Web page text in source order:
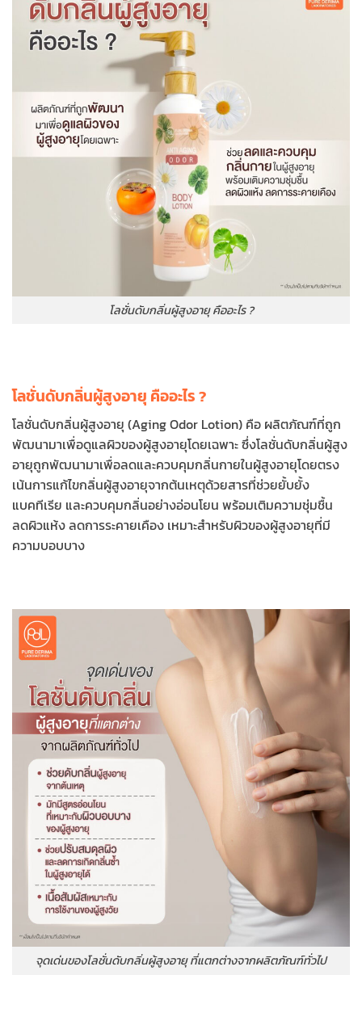
โลชั่นดับกลิ่นผู้สูงอายุ คืออะไร ?
โลชั่นดับกลิ่นผู้สูงอายุ คืออะไร ?
โลชั่นดับกลิ่นผู้สูงอายุ (Aging Odor Lotion) คือ ผลิตภัณฑ์ที่ถูก
พัฒนามาเพื่อดูแลผิวของผู้สูงอายุโดยเฉพาะ ซึ่งโลชั่นดับกลิ่นผู้สูง
อายุถูกพัฒนามาเพื่อลดและควบคุมกลิ่นกายในผู้สูงอายุโดยตรง
เน้นการแก้ไขกลิ่นผู้สูงอายุจากต้นเหตุด้วยสารที่ช่วยยั้บยั้ง
แบคทีเรีย และควบคุมกลิ่นอย่างอ่อนโยน พร้อมเติมความชุ่มชื้น
ลดผิวแห้ง ลดการระคายเคือง เหมาะสำหรับผิวของผู้สูงอายุที่มี
ความบอบบาง
จุดเด่นของโลชั่นดับกลิ่นผู้สูงอายุ ที่แตกต่างจากผลิตภัณฑ์ทั่วไป